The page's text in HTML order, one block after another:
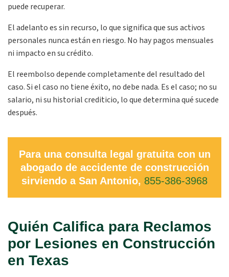
puede recuperar.
El adelanto es sin recurso, lo que significa que sus activos
personales nunca están en riesgo. No hay pagos mensuales
ni impacto en su crédito.
El reembolso depende completamente del resultado del
caso. Si el caso no tiene éxito, no debe nada. Es el caso; no su
salario, ni su historial crediticio, lo que determina qué sucede
después.
Para una consulta legal gratuita con un
abogado de accidente de construcción
sirviendo a San Antonio, 855-386-3968
Quién Califica para Reclamos
por Lesiones en Construcción
en Texas